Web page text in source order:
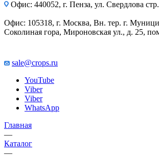
Офис: 440052, г. Пенза, ул. Свердлова
Офис: 105318, г. Москва, Вн. тер. г.
Соколиная гора, Мироновская ул., д. 25,
sale@crops.ru
YouTube
Viber
Viber
WhatsApp
Главная
—
Каталог
—